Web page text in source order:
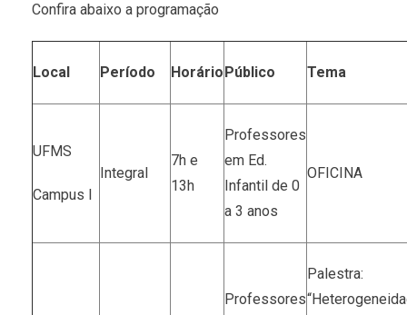
Confira abaixo a programação
Local Período Horário Público Tema
UFMS
Campus I
Integral
7h e
13h
Professores
em Ed.
Infantil de 0
a 3 anos
OFICINA
Professores
Palestra: